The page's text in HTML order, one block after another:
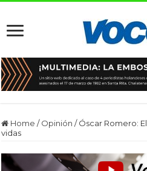
Home / Opinión / Óscar Romero:
vidas